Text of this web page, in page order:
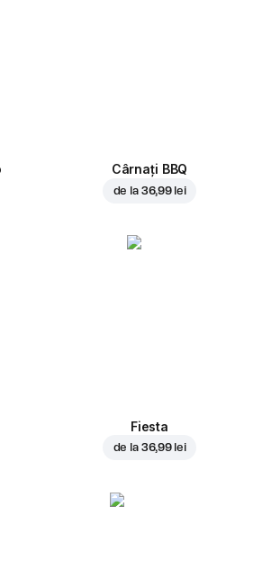
Cârnați BBQ
de la 36,99 lei
Fiesta
de la 36,99 lei